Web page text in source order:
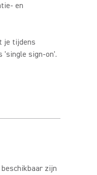
en
je tijdens
'single sign-on'.
zijn